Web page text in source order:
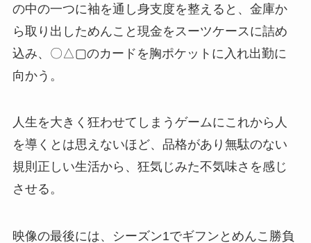
の中の一つに袖を通し身支度を整えると、金庫か
ら取り出しためんこと現金をスーツケースに詰め
込み、〇△▢のカードを胸ポケットに入れ出勤に
向かう。
人生を大きく狂わせてしまうゲームにこれから人
を導くとは思えないほど、品格があり無駄のない
規則正しい生活から、狂気じみた不気味さを感じ
させる。
映像の最後には、シーズン1でギフンとめんこ勝負